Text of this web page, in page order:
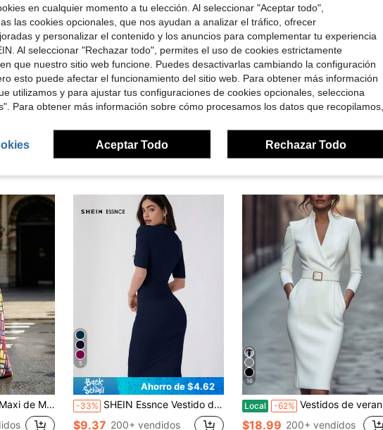
Útil (0)
Casual de Verano Sin Mangas con Cuello Redondo y Corte en A
5
Ahorro de $4.62
-33% SHEIN Essnce Vestido de punto elegante de manga corta y ajustado de unicolor para mujer
$9.37 200+ vendidos
16
Local -62% Vestidos de verano para mujer, vestido elegante de manga larga con bolsillo y cinturón para primavera y otoño, vestidos elegantes para mujer
$18.99 200+ vendidos
en cualquier momento a tu elección. Al seleccionar "Aceptar todo",
las cookies opcionales, que nos ayudan a analizar el tráfico, ofrecer
y personalizar el contenido y los anuncios para complementar tu experiencia
Al seleccionar "Rechazar todo", permites el uso de cookies estrictamente
que nuestro sitio web funcione. Puedes desactivarlas cambiando la configuración
esto puede afectar el funcionamiento del sitio web. Para obtener más información
utilizamos y para ajustar tus configuraciones de cookies opcionales, selecciona
Para obtener más información sobre cómo procesamos los datos que recopilamos,
Aceptar Todo Rechazar Todo